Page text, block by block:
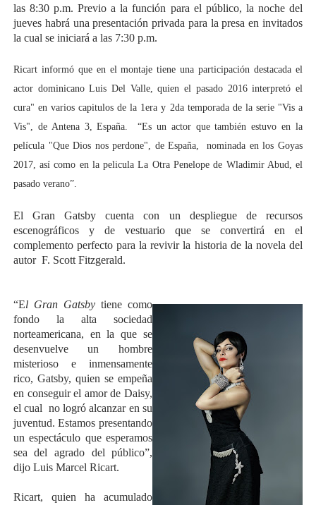
las 8:30 p.m. Previo a la función para el público, la noche del
jueves habrá una presentación privada para la presa en invitados
la cual se iniciará a las 7:30 p.m.
Ricart informó que en el montaje tiene una participación destacada el
actor dominicano Luis Del Valle, quien el pasado 2016 interpretó el
cura" en varios capitulos de la 1era y 2da temporada de la serie "Vis a
Vis", de Antena 3, España. “Es un actor que también estuvo en la
película "Que Dios nos perdone", de España, nominada en los Goyas
2017, así como en la pelicula La Otra Penelope de Wladimir Abud, el
pasado verano”.
El Gran Gatsby cuenta con un despliegue de recursos
escenográficos y de vestuario que se convertirá en el
complemento perfecto para la revivir la historia de la novela del
autor F. Scott Fitzgerald.
“El Gran Gatsby tiene como
fondo la alta sociedad
norteamericana, en la que se
desenvuelve un hombre
misterioso e inmensamente
rico, Gatsby, quien se empeña
en conseguir el amor de Daisy,
el cual no logró alcanzar en su
juventud. Estamos presentando
un espectáculo que esperamos
sea del agrado del público”,
dijo Luis Marcel Ricart.
Ricart, quien ha acumulado